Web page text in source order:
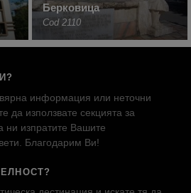
Берковица
Cod 2110
информация или неточни
да използвате секцията за
ни изпратите Вашите
Благодарим Ви!